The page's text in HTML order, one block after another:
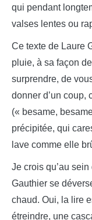
qui pendant
valses lentes ou
Ce texte de Laure
pluie, à sa façon
surprendre, de
donner d’un coup,
(« besame,
précipitée, qui
lave comme elle
Je crois qu’au
Gauthier se
chaud. Oui, la lire
étreindre, une